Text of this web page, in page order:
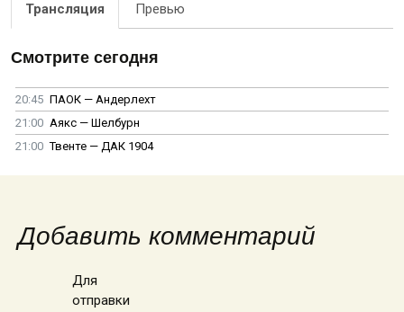
Трансляция Превью
Смотрите сегодня
20:45 ПАОК — Андерлехт
21:00 Аякс — Шелбурн
21:00 Твенте — ДАК 1904
Добавить комментарий
Для
отправки